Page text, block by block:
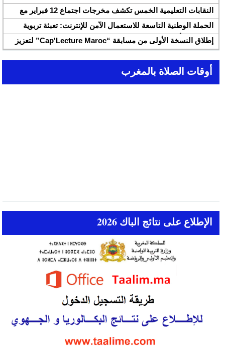
ولجنة تفتيش على الخط
النقابات التعليمية الخمس تكشف مخرجات اجتماع 12 فبراير مع
وزارة التربية والتعليم وتطالب بتسريع تنزيل الالتزامات
الحملة الوطنية التاسعة للاستعمال الآمن للإنترنت: تعبئة تربوية
لمواجهة الأخبار الزائفة في عصر الذكاء الاصطناعي
إطلاق النسخة الأولى من مسابقة “Cap'Lecture Maroc” لتعزيز
القراءة بالفرنسية سنة 2026
أوقات الصلاة بالمغرب
الإطلاع على نتائج الباك 2026